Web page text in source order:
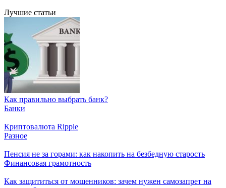
Лучшие статьи
Как правильно выбрать банк?
Банки
Криптовалюта Ripple
Разное
Пенсия не за горами: как накопить на безбедную старость
Финансовая грамотность
Как защититься от мошенников: зачем нужен самозапрет на